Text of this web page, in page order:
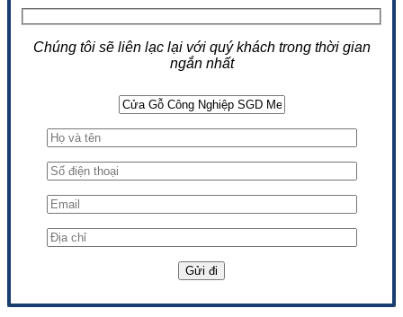
Chúng tôi sẽ liên lạc lại với quý khách trong thời gian
ngắn nhất